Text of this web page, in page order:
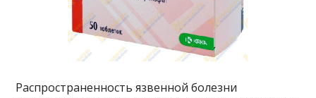
Распространенность язвенной болезни